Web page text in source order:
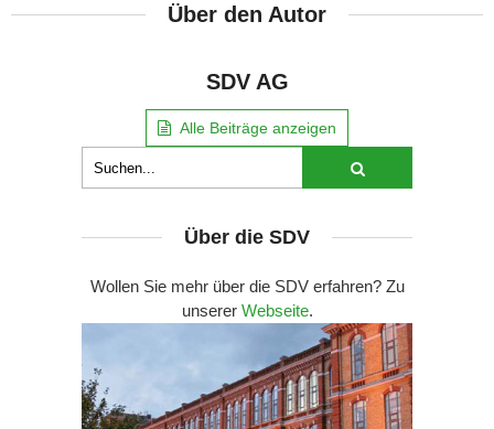
Über den Autor
SDV AG
Alle Beiträge anzeigen
Über die SDV
Wollen Sie mehr über die SDV erfahren? Zu
unserer Webseite.